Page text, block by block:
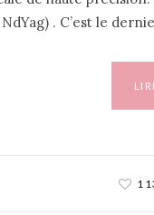
. C’est le